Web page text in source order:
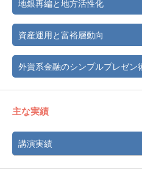
地銀再編と地方活性化
資産運用と富裕層動向
外資系金融のシンプルプレゼン
主な実績
講演実績